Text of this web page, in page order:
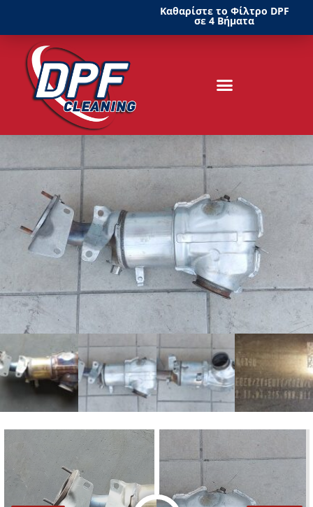
Καθαρίστε το Φίλτρο DPF
σε 4 Βήματα